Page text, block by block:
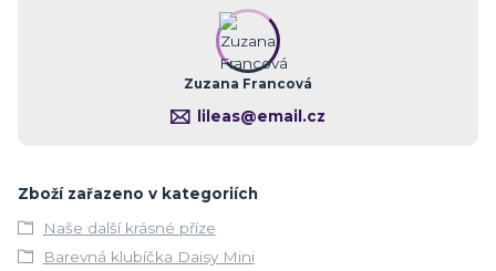
Zuzana Francová
lileas@email.cz
Zboží zařazeno v kategoriích
Naše další krásné příze
Barevná klubíčka Daisy Mini